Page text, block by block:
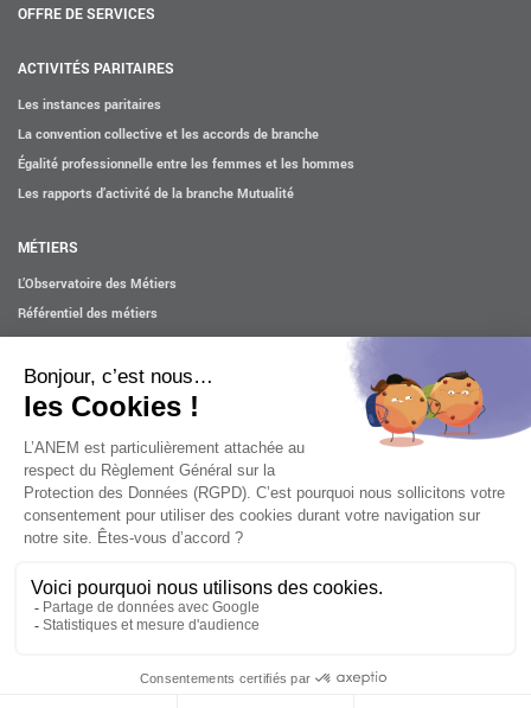
OFFRE DE SERVICES
ACTIVITÉS PARITAIRES
Les instances paritaires
La convention collective et les accords de branche
Égalité professionnelle entre les femmes et les hommes
Les rapports d’activité de la branche Mutualité
MÉTIERS
L’Observatoire des Métiers
Référentiel des métiers
Certifications professionnelles
Parcours d’intégration
Politique handicap
ACTUALITÉS
Mentions légales
Confidentialité et cookies